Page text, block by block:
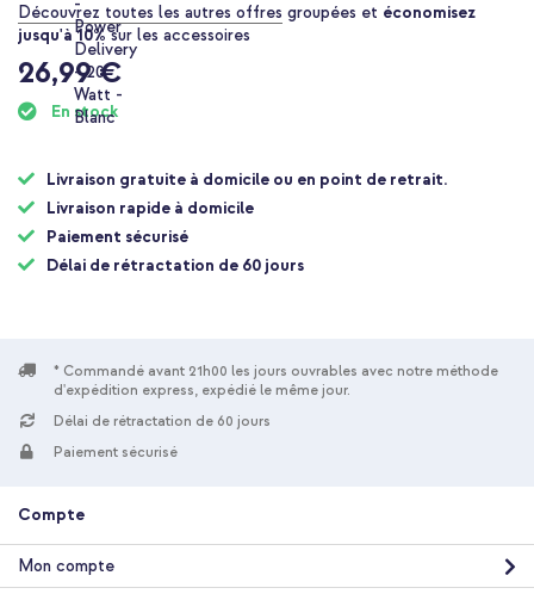
Découvrez toutes les autres offres groupées et économisez
jusqu'à 10%sur les accessoires
26,99 €
En stock
Livraison gratuite à domicile ou en point de retrait.
Livraison rapide à domicile
Paiement sécurisé
Délai de rétractation de 60 jours
Guess Coque 4G Metal Logo Backcover Apple iPhone 17 Pro -
Gold Edge - Pink + Protecteur d'écran en verre trempé +
Applicateur Apple iPhone 17 Pro
Guess Coque 4G Metal Logo Backcover Apple iPhone 17 Pro -
Gold Edge - Pink + Cordon de téléphone universel - Beige
* Commandé avant 21h00 les jours ouvrables avec notre méthode
d'expédition express, expédié le même jour.
Délai de rétractation de 60 jours
Paiement sécurisé
Compte
Mon compte